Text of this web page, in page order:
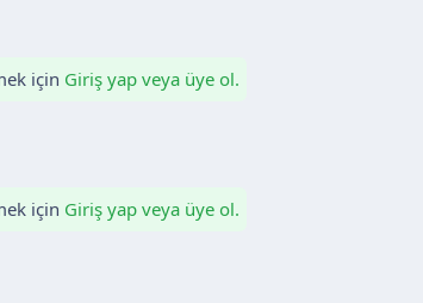
için Giriş yap veya üye ol.
için Giriş yap veya üye ol.